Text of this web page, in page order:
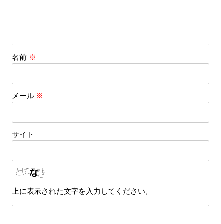
名前 ※
メール ※
サイト
上に表示された文字を入力してください。